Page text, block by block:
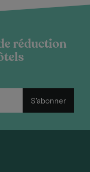
réduction
S'abonner